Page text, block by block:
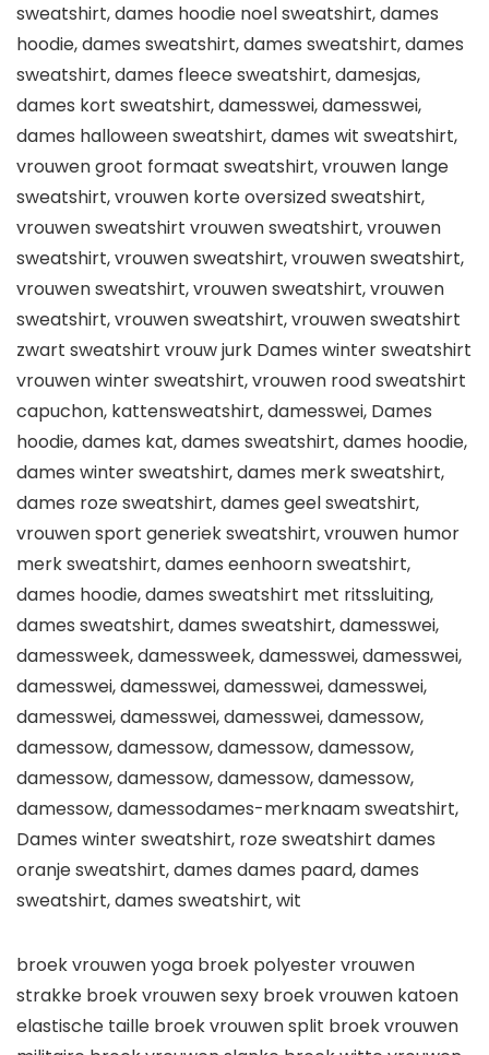
sweatshirt, dames hoodie noel sweatshirt, dames
hoodie, dames sweatshirt, dames sweatshirt, dames
sweatshirt, dames fleece sweatshirt, damesjas,
dames kort sweatshirt, damesswei, damesswei,
dames halloween sweatshirt, dames wit sweatshirt,
vrouwen groot formaat sweatshirt, vrouwen lange
sweatshirt, vrouwen korte oversized sweatshirt,
vrouwen sweatshirt vrouwen sweatshirt, vrouwen
sweatshirt, vrouwen sweatshirt, vrouwen sweatshirt,
vrouwen sweatshirt, vrouwen sweatshirt, vrouwen
sweatshirt, vrouwen sweatshirt, vrouwen sweatshirt
zwart sweatshirt vrouw jurk Dames winter sweatshirt
vrouwen winter sweatshirt, vrouwen rood sweatshirt
capuchon, kattensweatshirt, damesswei, Dames
hoodie, dames kat, dames sweatshirt, dames hoodie,
dames winter sweatshirt, dames merk sweatshirt,
dames roze sweatshirt, dames geel sweatshirt,
vrouwen sport generiek sweatshirt, vrouwen humor
merk sweatshirt, dames eenhoorn sweatshirt,
dames hoodie, dames sweatshirt met ritssluiting,
dames sweatshirt, dames sweatshirt, damesswei,
damessweek, damessweek, damesswei, damesswei,
damesswei, damesswei, damesswei, damesswei,
damesswei, damesswei, damesswei, damessow,
damessow, damessow, damessow, damessow,
damessow, damessow, damessow, damessow,
damessow, damessodames-merknaam sweatshirt,
Dames winter sweatshirt, roze sweatshirt dames
oranje sweatshirt, dames dames paard, dames
sweatshirt, dames sweatshirt, wit
broek vrouwen yoga broek polyester vrouwen
strakke broek vrouwen sexy broek vrouwen katoen
elastische taille broek vrouwen split broek vrouwen